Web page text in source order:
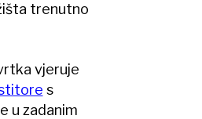
trenutno
vjeruje
s
u zadanim